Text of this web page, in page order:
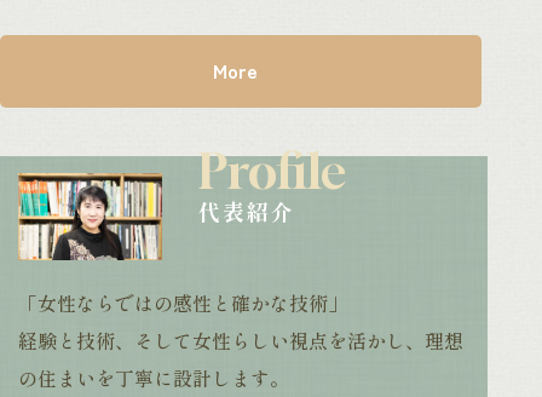
More
Profile
代表紹介
「女性ならではの感性と確かな技術」
経験と技術、そして女性らしい視点を活かし、理想
の住まいを丁寧に設計します。